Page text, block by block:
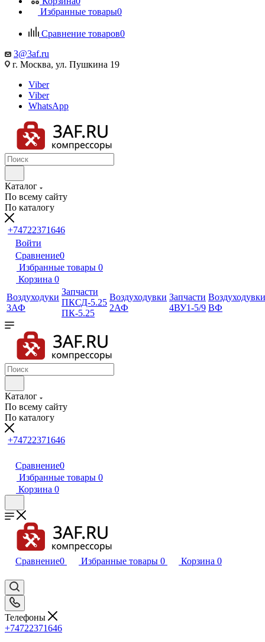
Избранные товары0
Сравнение товаров0
3@3af.ru
г. Москва, ул. Пушкина 19
Viber
Viber
WhatsApp
Каталог
По всему сайту
По каталогу
+74722371646
Войти
Сравнение0
Избранные товары 0
Корзина 0
Воздуходуки
3АФ
Запчасти
ПКСД-5.25
ПК-5.25
Воздуходувки
2АФ
Запчасти
4ВУ1-5/9
Воздуходувки
ВФ
Каталог
По всему сайту
По каталогу
+74722371646
Сравнение0
Избранные товары 0
Корзина 0
Сравнение0 Избранные товары 0 Корзина 0
Телефоны
+74722371646